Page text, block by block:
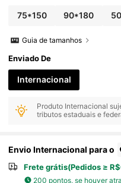
75*150 90*180
Guia de tamanhos
Enviado De
Internacional
Produto Internacional
tributos estaduais e
Envio Internacional para o
Frete grátis(Pedidos ≥
200 pontos, se houver